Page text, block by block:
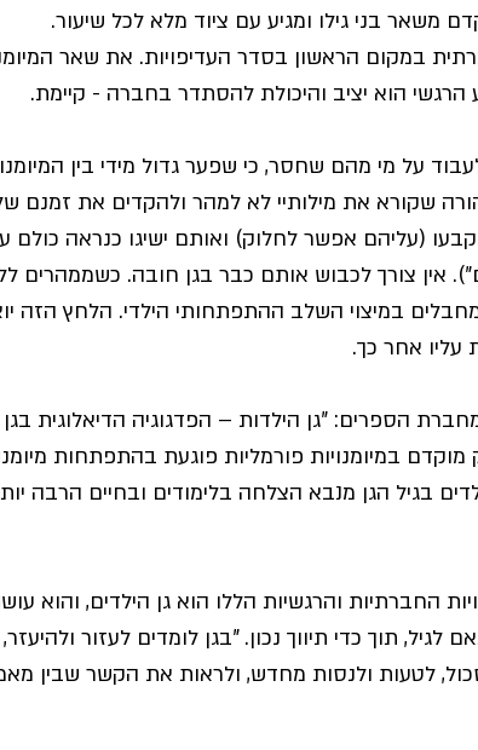
משאר בני גילו ומגיע עם ציוד מלא לכל שיעור.
במקום הראשון בסדר העדיפויות. את שאר
הוא יציב והיכולת להסתדר בחברה - קיימת.
על מי מהם שחסר, כי שפער גדול מידי בין
שקורא את מילותיי לא למהר ולהקדים את זמנם
(עליהם אפשר לחלוק) ואותם ישיגו כנראה כולם
אין צורך לכבוש אותם כבר בגן חובה. כשממהרים
במיצוי השלב ההתפתחותי הילדי. הלחץ הזה
עליו אחר כך.
הספרים: "גן הילדות – הפדגוגיה הדיאלוגית בגן
במיומנויות פורמליות פוגעת בהתפתחות
בגיל הגן מנבא הצלחה בלימודים ובחיים הרבה
החברתיות והרגשיות הללו הוא גן הילדים, והוא
תוך כדי תיווך נכון. "בגן לומדים לעזור ולהיעזר,
לטעות ולנסות מחדש, ולראות את הקשר שבין